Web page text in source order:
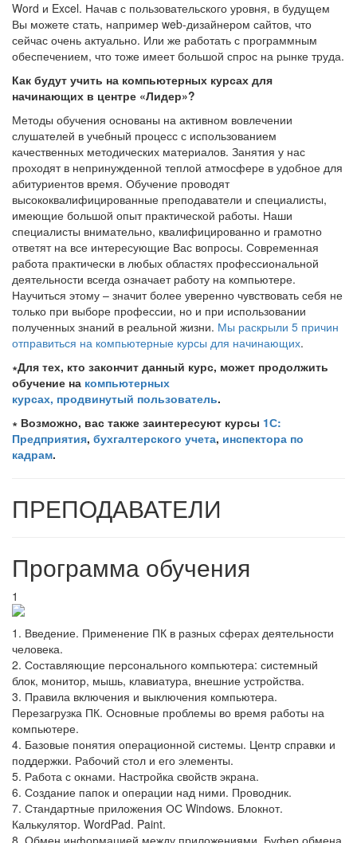
Word и Excel. Начав с пользовательского уровня, в будущем
Вы можете стать, например web-дизайнером сайтов, что
сейчас очень актуально. Или же работать с программным
обеспечением, что тоже имеет большой спрос на рынке труда.
Как будут учить на компьютерных курсах для
начинающих в центре «Лидер»?
Методы обучения основаны на активном вовлечении
слушателей в учебный процесс с использованием
качественных методических материалов. Занятия у нас
проходят в непринужденной теплой атмосфере в удобное для
абитуриентов время. Обучение проводят
высококвалифицированные преподаватели и специалисты,
имеющие большой опыт практической работы. Наши
специалисты внимательно, квалифицированно и грамотно
ответят на все интересующие Вас вопросы. Современная
работа практически в любых областях профессиональной
деятельности всегда означает работу на компьютере.
Научиться этому – значит более уверенно чувствовать себя не
только при выборе профессии, но и при использовании
полученных знаний в реальной жизни. Мы раскрыли 5 причин
отправиться на компьютерные курсы для начинающих.
∗Для тех, кто закончит данный курс, может продолжить
обучение на компьютерных
курсах, продвинутый пользователь.
∗ Возможно, вас также заинтересуют курсы 1С:
Предприятия, бухгалтерского учета, инспектора по
кадрам.
ПРЕПОДАВАТЕЛИ
Программа обучения
1
1. Введение. Применение ПК в разных сферах деятельности
человека.
2. Составляющие персонального компьютера: системный
блок, монитор, мышь, клавиатура, внешние устройства.
3. Правила включения и выключения компьютера.
Перезагрузка ПК. Основные проблемы во время работы на
компьютере.
4. Базовые понятия операционной системы. Центр справки и
поддержки. Рабочий стол и его элементы.
5. Работа с окнами. Настройка свойств экрана.
6. Создание папок и операции над ними. Проводник.
7. Стандартные приложения ОС Windows. Блокнот.
Калькулятор. WordPad. Paint.
8. Обмен информацией между приложениями. Буфер обмена.